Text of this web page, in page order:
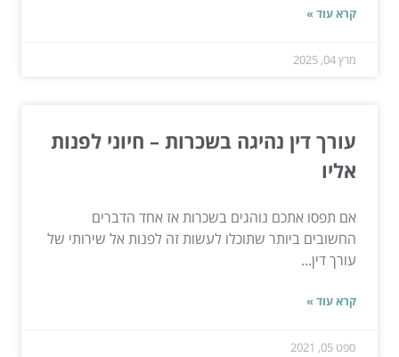
קרא עוד »
מרץ 04, 2025
עורך דין נהיגה בשכרות – חיוני לפנות
אליו
אם תפסו אתכם נוהגים בשכרות אז אחד הדברים
החשובים ביותר שתוכלו לעשות זה לפנות אל שירותי של
עורך דין...
קרא עוד »
ספט 05, 2021